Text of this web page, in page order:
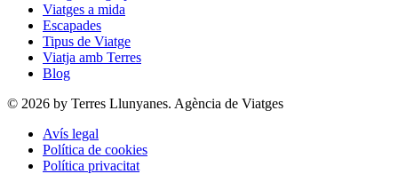
Viatges a mida
Escapades
Tipus de Viatge
Viatja amb Terres
Blog
© 2026 by Terres Llunyanes. Agència de Viatges
Avís legal
Política de cookies
Política privacitat